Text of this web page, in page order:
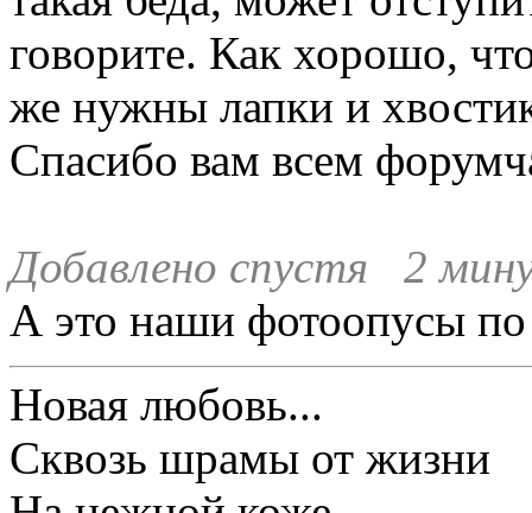
говорите. Как хорошо,
же нужны лапки и
Спасибо вам всем
Добавлено спустя 2
А это наши фотоопусы
Новая любовь...
Сквозь шрамы от жизни